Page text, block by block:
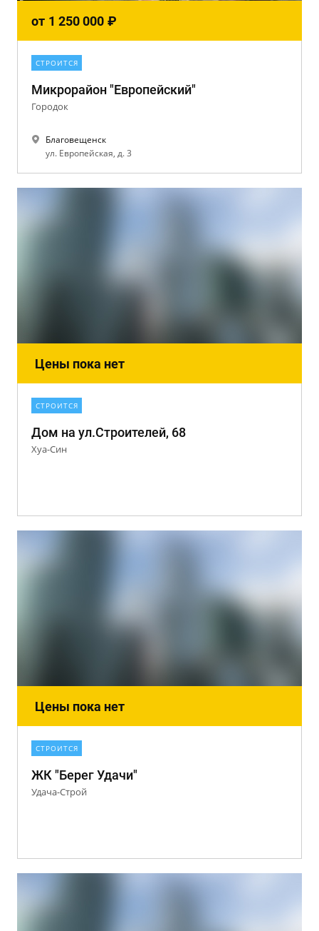
от 1 250 000 ₽
СТРОИТСЯ
Микрорайон "Европейский"
Городок
Благовещенск
ул. Европейская, д. 3
Цены пока нет
СТРОИТСЯ
Дом на ул.Строителей, 68
Хуа-Син
Цены пока нет
СТРОИТСЯ
ЖК "Берег Удачи"
Удача-Строй